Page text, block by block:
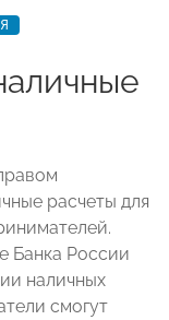
расчеты для
Банка России
наличных
смогут